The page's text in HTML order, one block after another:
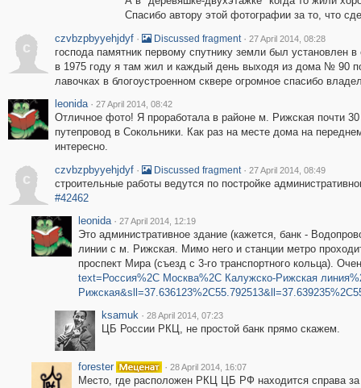
Спасибо автору этой фотографии за то, что
c
czvbzpbyyehjdyf · Discussed fragment · 27 April 2014, 08:28
господа памятник первому спутнику земли был установлен
в 1975 году я там жил и каждый день выходя из дома № 90
лавочках в блогоустроенном сквере огромное спасибо
leonida · 27 April 2014, 08:42
Отличное фото! Я проработала в районе м. Рижская почти
путепровод в Сокольники. Как раз на месте дома на
интересно.
c
czvbzpbyyehjdyf · Discussed fragment · 27 April 2014, 08:49
строительные работы ведутся по постройке
#42462
leonida · 27 April 2014, 12:19
Это административное здание (кажется, банк -
линии с м. Рижская. Мимо него и станции метро
проспект Мира (съезд с 3-го транспортного кольца).
text=Россия%2C Москва%2C Калужско-Рижская
ksamuk · 28 April 2014, 07:23
ЦБ России РКЦ, не простой банк прямо скажем.
forester · 28 April 2014, 16:07
Место, где расположен РКЦ ЦБ РФ находится справа